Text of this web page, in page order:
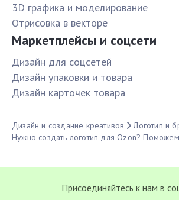
3D графика и моделирование
Отрисовка в векторе
Маркетплейсы и соцсети
Дизайн для соцсетей
Дизайн упаковки и товара
Дизайн карточек товара
Дизайн и создание креативов
Логотип и
Нужно создать логотип для Ozon?
Присоединяйтесь к нам в